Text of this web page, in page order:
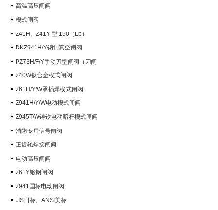
高温高压闸阀
楔式闸阀
Z41H、Z41Y 型 150（Lb）
~600（Lb） 钢制楔式闸阀
DKZ941H/Y钢制真空闸阀
PZ73H/F/Y手动刀型闸阀（刀闸
阀）Z40W钛合金楔式闸阀
Z61H/Y/W承插焊楔式闸阀
Z941H/Y/W电动楔式闸阀
Z945T/W铸铁电动暗杆楔式闸阀
消防专用信号闸阀
正齿轮焊接闸阀
电动高压闸阀
Z61Y锻钢闸阀
Z941国标电动闸阀
JIS日标、ANSI美标